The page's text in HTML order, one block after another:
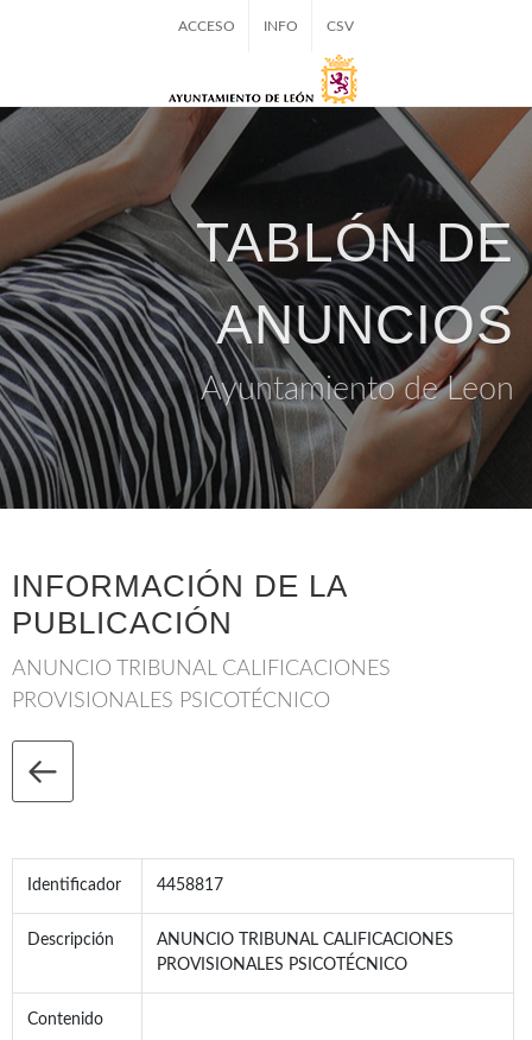
ACCESO INFO CSV
TABLÓN DE
ANUNCIOS
Ayuntamiento de Leon
INFORMACIÓN DE LA
PUBLICACIÓN
ANUNCIO TRIBUNAL CALIFICACIONES
PROVISIONALES PSICOTÉCNICO
Identificador 4458817
Descripción
ANUNCIO TRIBUNAL CALIFICACIONES
PROVISIONALES PSICOTÉCNICO
Contenido